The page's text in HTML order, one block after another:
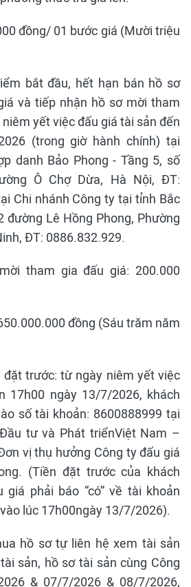
đồng/ 01 bước giá (Mười triệu
bắt đầu, hết hạn bán hồ sơ
và tiếp nhận hồ sơ mời tham
yết việc đấu giá tài sản đến
(trong giờ hành chính) tại
danh Bảo Phong - Tầng 5, số
Ô Chợ Dừa, Hà Nội, ĐT:
Chi nhánh Công ty tại tỉnh Bắc
đường Lê Hồng Phong, Phường
ĐT: 0886.832.929.
tham gia đấu giá: 200.000
đồng (Sáu trăm năm
đặt trước: từ ngày niêm yết việc
17h00 ngày 13/7/2026, khách
số tài khoản: 8600888999 tại
tư và Phát triểnViệt Nam –
vị thụ hưởng Công ty đấu giá
(Tiền đặt trước của khách
giá phải báo “có” về tài khoản
lúc 17h00ngày 13/7/2026).
hồ sơ tự liên hệ xem tài sản
sản, hồ sơ tài sản cùng Công
& 07/7/2026 & 08/7/2026,